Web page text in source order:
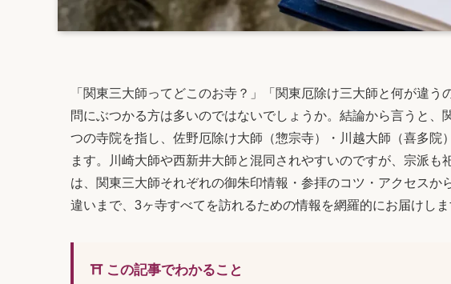
「関東三大師ってどこのお寺？」「関東厄除け三大師と何が違
問にぶつかる方は多いのではないでしょうか。結論から言うと
つの寺院を指し、佐野厄除け大師（惣宗寺）・川越大師（喜多院
ます。川崎大師や西新井大師と混同されやすいのですが、宗派
は、関東三大師それぞれの御朱印情報・参拝のコツ・アクセス
違いまで、3ヶ寺すべてを訪れるための情報を網羅的にお届けしま
⛩️ この記事でわかること